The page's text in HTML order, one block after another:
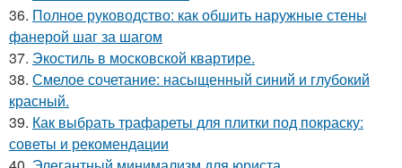
36. Полное руководство: как обшить наружные стены
фанерой шаг за шагом
37. Экостиль в московской квартире.
38. Смелое сочетание: насыщенный синий и глубокий
красный.
39. Как выбрать трафареты для плитки под покраску:
советы и рекомендации